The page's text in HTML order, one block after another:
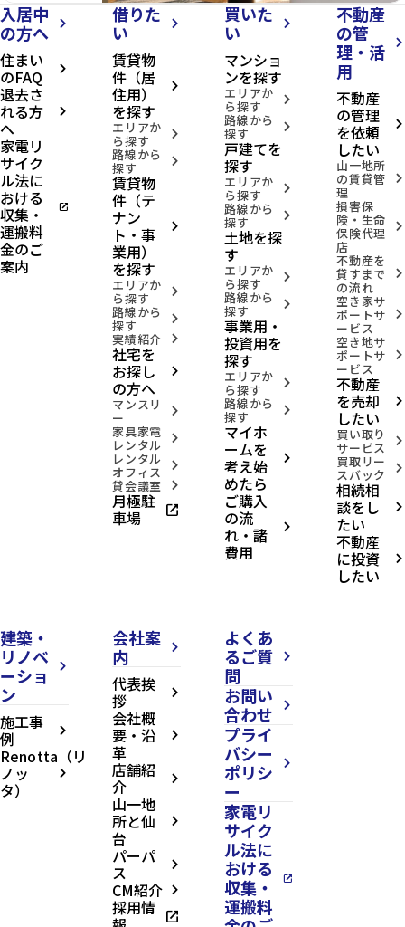
入居中
の方へ
arrow_forward_ios
住まい
のFAQ arrow_forward_ios
退去さ
れる方
へ
arrow_forward_ios
家電リ
サイク
ル法に
おける
収集・
運搬料
金のご
案内
open_in_new
借りた
い
arrow_forward_ios
賃貸物
件（居
住用）
を探す
arrow_forward_ios
エリアか
ら探す arrow_forward_ios
路線から
探す arrow_forward_ios
賃貸物
件（テ
ナン
ト・事
業用）
を探す
arrow_forward_ios
エリアか
ら探す arrow_forward_ios
路線から
探す arrow_forward_ios
実績紹介 arrow_forward_ios
社宅を
お探し
の方へ
arrow_forward_ios
マンスリ
ー arrow_forward_ios
家具家電
レンタル arrow_forward_ios
レンタル
オフィス arrow_forward_ios
貸会議室 arrow_forward_ios
月極駐
車場 open_in_new
買いた
い
arrow_forward_ios
マンショ
ンを探す
エリアか
ら探す arrow_forward_ios
路線から
探す arrow_forward_ios
戸建てを
探す
エリアか
ら探す arrow_forward_ios
路線から
探す arrow_forward_ios
土地を探
す
エリアか
ら探す arrow_forward_ios
路線から
探す arrow_forward_ios
事業用・
投資用を
探す
エリアか
ら探す arrow_forward_ios
路線から
探す arrow_forward_ios
マイホ
ームを
考え始
めたら
arrow_forward_ios
ご購入
の流
れ・諸
費用
arrow_forward_ios
不動産
の管
理・活
用
arrow_forward_ios
不動産
の管理
を依頼
したい
arrow_forward_ios
山一地所
の賃貸管
理
arrow_forward_ios
損害保
険・生命
保険代理
店
arrow_forward_ios
不動産を
貸すまで
の流れ
arrow_forward_ios
空き家サ
ポートサ
ービス
arrow_forward_ios
空き地サ
ポートサ
ービス
arrow_forward_ios
不動産
を売却
したい
arrow_forward_ios
買い取り
サービス arrow_forward_ios
買取リー
スバック arrow_forward_ios
相続相
談をし
たい
arrow_forward_ios
不動産
に投資
したい
arrow_forward_ios
建築・
リノベ
ーショ
ン
arrow_forward_ios
施工事
例 arrow_forward_ios
Renotta（リ
ノッ
タ）
arrow_forward_ios
会社案
内
arrow_forward_ios
代表挨
拶 arrow_forward_ios
会社概
要・沿
革
arrow_forward_ios
店舗紹
介 arrow_forward_ios
山一地
所と仙
台
arrow_forward_ios
パーパ
ス arrow_forward_ios
CM紹介 arrow_forward_ios
採用情 open_in_new
よくあ
るご質
問
arrow_forward_ios
お問い
合わせ
arrow_forward_ios
プライ
バシー
ポリシ
ー
arrow_forward_ios
家電リ
サイク
ル法に
おける
収集・
運搬料
open_in_new